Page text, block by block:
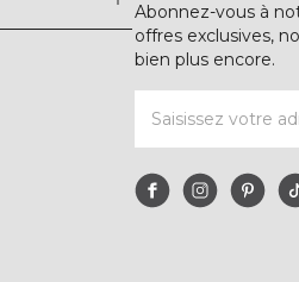
Abonnez-vous à
offres exclusives,
bien plus encore.